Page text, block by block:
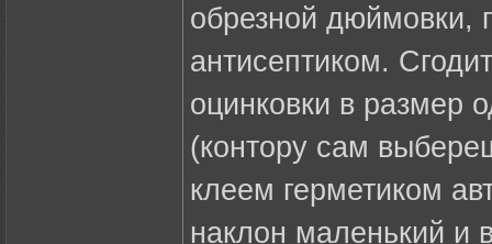
обрезной дюймовки,
антисептиком.
оцинковки в размер
(контору сам
клеем герметиком
наклон маленький и